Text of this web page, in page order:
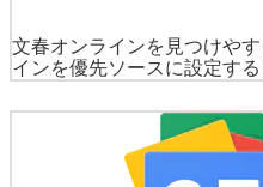
文春オンラインを見つけやす
インを優先ソースに設定する